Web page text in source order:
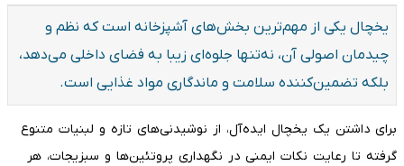
یخچال یکی از مهم‌ترین بخش‌های آشپزخانه است که نظم و
چیدمان اصولی آن، نه‌تنها جلوه‌ای زیبا به فضای داخلی می‌دهد،
بلکه تضمین‌کننده سلامت و ماندگاری مواد غذایی است.
برای داشتن یک یخچال ایده‌آل، از نوشیدنی‌های تازه و لبنیات متنوع
گرفته تا رعایت نکات ایمنی در نگهداری پروتئین‌ها و سبزیجات، هر